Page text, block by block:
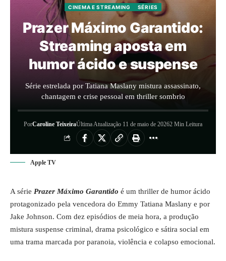
CINEMA E STREAMING SÉRIES
Prazer Máximo Garantido:
Streaming aposta em
humor ácido e suspense
Série estrelada por Tatiana Maslany mistura assassinato,
chantagem e crise pessoal em thriller sombrio
PorCaroline TeixeiraÚltima Atualização 11 de maio de 20262 Min Leitura
Apple TV
A série Prazer Máximo Garantido é um thriller de humor ácido
protagonizado pela vencedora do Emmy Tatiana Maslany e por
Jake Johnson. Com dez episódios de meia hora, a produção
mistura suspense criminal, drama psicológico e sátira social em
uma trama marcada por paranoia, violência e colapso emocional.